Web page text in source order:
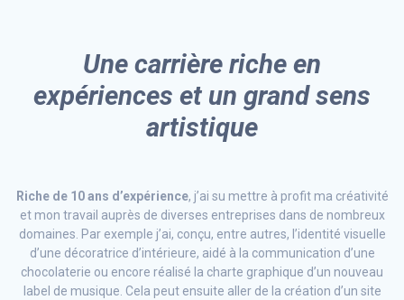
Une carrière riche en
expériences et un grand sens
artistique
Riche de 10 ans d’expérience, j’ai su mettre à profit ma créativité
et mon travail auprès de diverses entreprises dans de nombreux
domaines. Par exemple j’ai, conçu, entre autres, l’identité visuelle
d’une décoratrice d’intérieure, aidé à la communication d’une
chocolaterie ou encore réalisé la charte graphique d’un nouveau
label de musique. Cela peut ensuite aller de la création d’un site